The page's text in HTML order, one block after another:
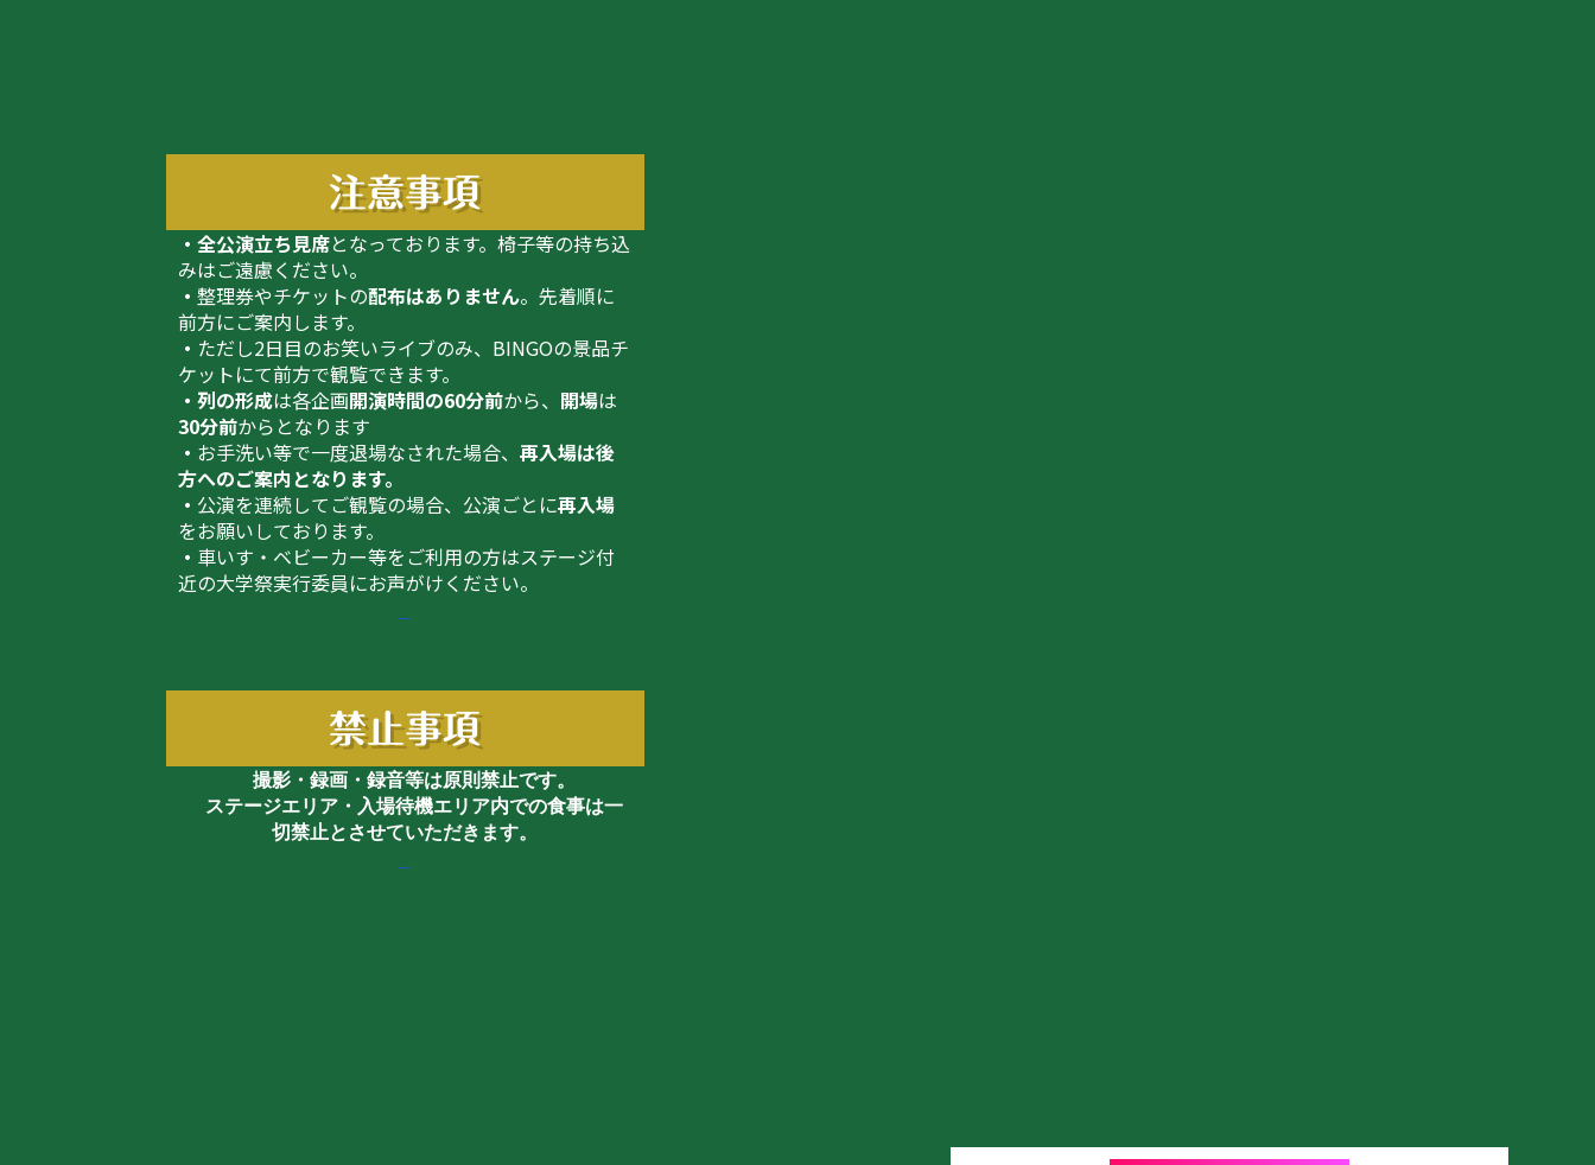
注意事項
・全公演立ち見席となっております。椅子等の持ち込
みはご遠慮ください。
・ 整理券やチケットの配布はありません。先着順に
前方にご案内します。
・ ただし2日目のお笑いライブのみ、BINGOの景品チ
ケットにて前方で観覧できます。
・列の形成は各企画開演時間の60分前から、 開場は
30分前からとなります
・ お手洗い等で一度退場なされた場合、 再入場は後
方へのご案内となります。
・ 公演を連続してご観覧の場合、公演ごとに再入場
をお願いしております。
・ 車いす・ベビーカー等をご利用の方はステージ付
近の大学祭実行委員にお声がけください。
禁止事項
撮影・録画・録音等は原則禁止です。
ステージエリア・入場待機エリア内での食事は一
切禁止とさせていただきます。